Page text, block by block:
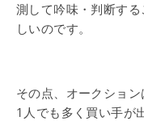
測して吟味・判断す
しいのです。
その点、オークション
1人でも多く買い手が